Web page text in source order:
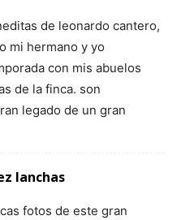
de leonardo cantero,
mi hermano y yo
con mis abuelos
de la finca. son
legado de un gran
lanchas
fotos de este gran